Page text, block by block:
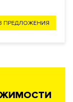
ПРЕДЛОЖЕНИЯ